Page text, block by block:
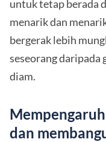
untuk tetap berada
menarik dan
bergerak lebih
seseorang daripada
diam.
dan